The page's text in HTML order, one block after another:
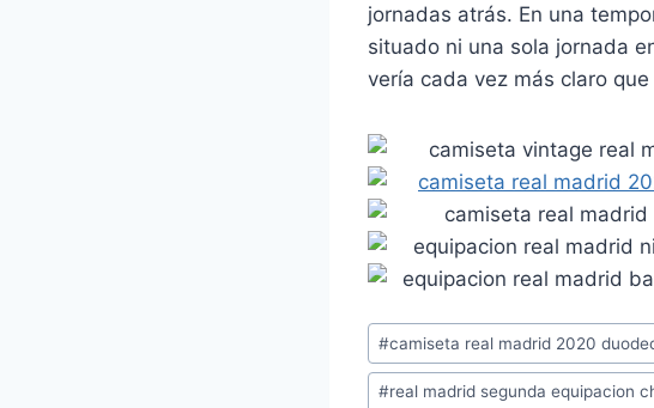
jornadas atrás. En una
situado ni una sola jornada
vería cada vez más claro
Etiquetas
de
la
#camiseta real madrid 2020
#real madrid segunda equipacion